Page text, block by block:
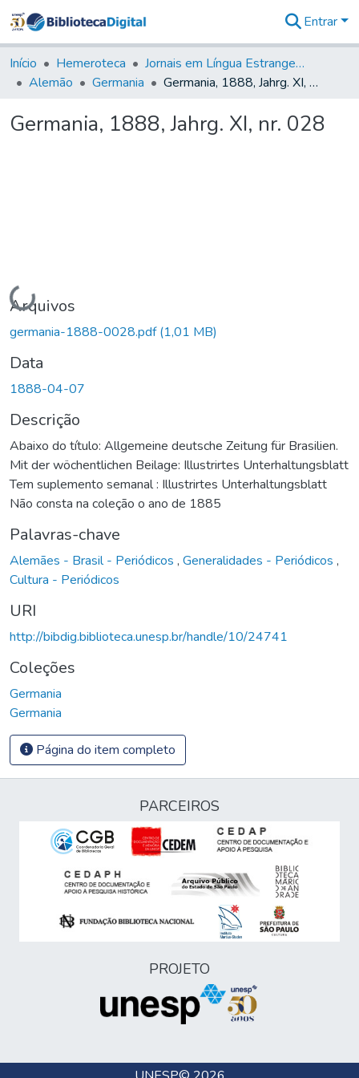
&
Coleções
Tudo na
Digital
Entrar
Início Hemeroteca
Jornais em Língua Estrangeira
Alemão
Germania Germania, 1888, Jahrg. XI, nr. 028
Germania, 1888, Jahrg. XI, nr. 028
Carregando...
Arquivos
germania-1888-0028.pdf(1,01 MB)
Data
1888-04-07
Descrição
Abaixo do título: Allgemeine deutsche Zeitung für Brasilien.
Mit der wöchentlichen Beilage: Illustrirtes Unterhaltungsblatt
Tem suplemento semanal : Illustrirtes Unterhaltungsblatt
Não consta na coleção o ano de 1885
Palavras-chave
Alemães - Brasil - Periódicos , Generalidades - Periódicos ,
Cultura - Periódicos
URI
http://bibdig.biblioteca.unesp.br/handle/10/24741
Coleções
Germania
Germania
Página do item completo
PARCEIROS
PROJETO